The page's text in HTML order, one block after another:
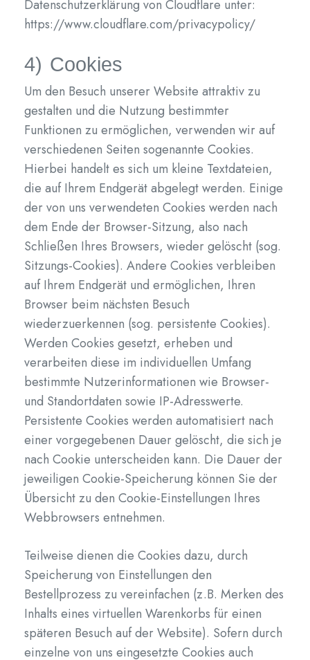
Datenschutzerklärung von Cloudflare unter:
https://www.cloudflare.com/privacypolicy/
4) Cookies
Um den Besuch unserer Website attraktiv zu
gestalten und die Nutzung bestimmter
Funktionen zu ermöglichen, verwenden wir auf
verschiedenen Seiten sogenannte Cookies.
Hierbei handelt es sich um kleine Textdateien,
die auf Ihrem Endgerät abgelegt werden. Einige
der von uns verwendeten Cookies werden nach
dem Ende der Browser-Sitzung, also nach
Schließen Ihres Browsers, wieder gelöscht (sog.
Sitzungs-Cookies). Andere Cookies verbleiben
auf Ihrem Endgerät und ermöglichen, Ihren
Browser beim nächsten Besuch
wiederzuerkennen (sog. persistente Cookies).
Werden Cookies gesetzt, erheben und
verarbeiten diese im individuellen Umfang
bestimmte Nutzerinformationen wie Browser-
und Standortdaten sowie IP-Adresswerte.
Persistente Cookies werden automatisiert nach
einer vorgegebenen Dauer gelöscht, die sich je
nach Cookie unterscheiden kann. Die Dauer der
jeweiligen Cookie-Speicherung können Sie der
Übersicht zu den Cookie-Einstellungen Ihres
Webbrowsers entnehmen.
Teilweise dienen die Cookies dazu, durch
Speicherung von Einstellungen den
Bestellprozess zu vereinfachen (z.B. Merken des
Inhalts eines virtuellen Warenkorbs für einen
späteren Besuch auf der Website). Sofern durch
einzelne von uns eingesetzte Cookies auch